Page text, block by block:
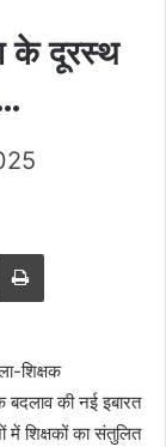
के दूरस्थ
Email Print
शिक्षक
बदलाव की नई इबारत
शिक्षकों का संतुलित